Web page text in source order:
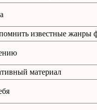
известные жанры
материал